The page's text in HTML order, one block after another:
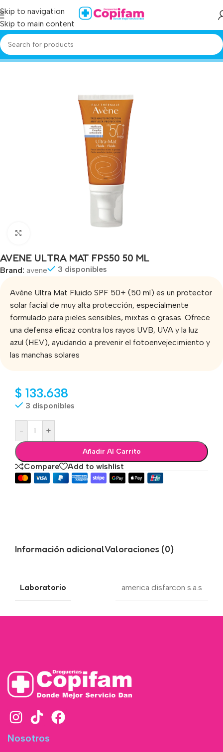
Skip to navigation
Skip to main content
Producto
AVENE ULTRA MAT FPS50 50 ML
Brand: avene 3 disponibles
Avène Ultra Mat Fluido SPF 50+ (50 ml) es un protector
solar facial de muy alta protección, especialmente
formulado para pieles sensibles, mixtas o grasas. Ofrece
una defensa eficaz contra los rayos UVB, UVA y la luz
azul (HEV), ayudando a prevenir el fotoenvejecimiento y
las manchas solares
$ 133.638
3 disponibles
- +
Añadir Al Carrito
Compare Add to wishlist
Información adicionalValoraciones (0)
Laboratorio america disfarcon s.a.s
Nosotros